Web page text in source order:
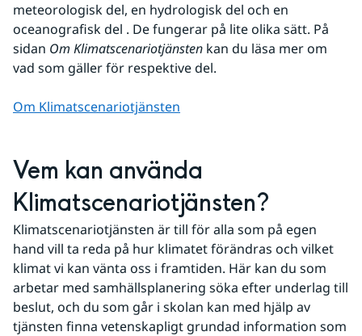
meteorologisk del, en hydrologisk del och en
oceanografisk del . De fungerar på lite olika sätt. På
sidan Om Klimatscenariotjänsten kan du läsa mer om
vad som gäller för respektive del.
Om Klimatscenariotjänsten
Vem kan använda
Klimatscenariotjänsten?
Klimatscenariotjänsten är till för alla som på egen
hand vill ta reda på hur klimatet förändras och vilket
klimat vi kan vänta oss i framtiden. Här kan du som
arbetar med samhällsplanering söka efter underlag till
beslut, och du som går i skolan kan med hjälp av
tjänsten finna vetenskapligt grundad information som